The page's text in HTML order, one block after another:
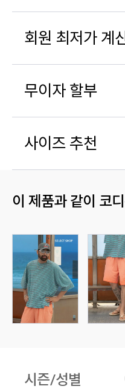
회원 최저가 계
무이자 할부
사이즈 추천
이 제품과 같이 코
시즌/성별